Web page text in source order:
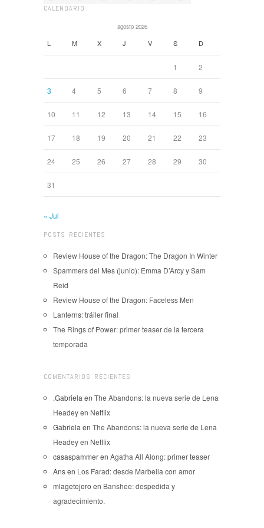
CALENDARIO
agosto 2026
L M X J V S D
1 2
3 4 5 6 7 8 9
10 11 12 13 14 15 16
17 18 19 20 21 22 23
24 25 26 27 28 29 30
31
« Jul
POSTS RECIENTES
Review House of the Dragon: The Dragon In Winter
Spammers del Mes (junio): Emma D’Arcy y Sam
Reid
Review House of the Dragon: Faceless Men
Lanterns: tráiler final
The Rings of Power: primer teaser de la tercera
temporada
COMENTARIOS RECIENTES
.Gabriela en The Abandons: la nueva serie de Lena
Headey en Netflix
Gabriela en The Abandons: la nueva serie de Lena
Headey en Netflix
casaspammeren Agatha All Along: primer teaser
Ansen Los Farad: desde Marbella con amor
mlagetejero en Banshee: despedida y
agradecimiento.